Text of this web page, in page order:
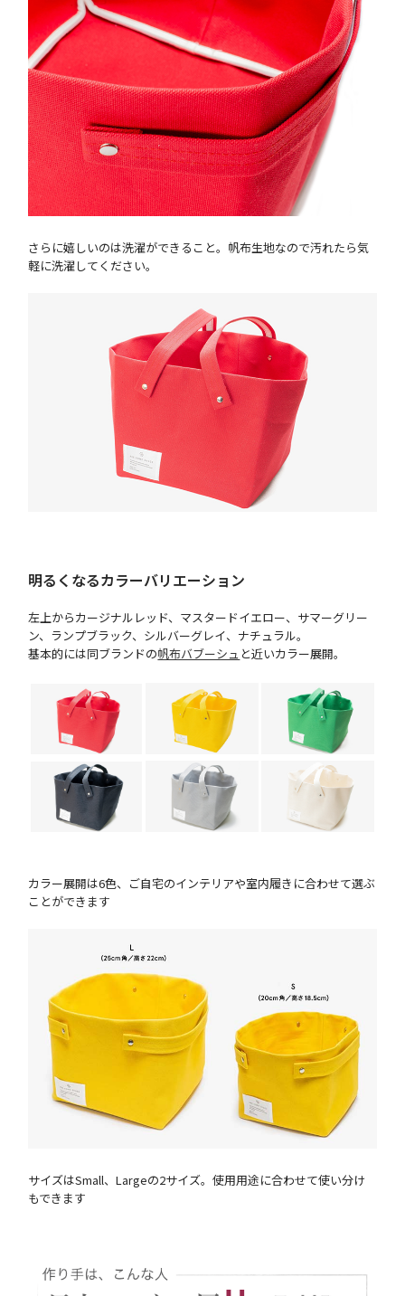
さらに嬉しいのは洗濯ができること。帆布生地なので汚れたら気
軽に洗濯してください。
明るくなるカラーバリエーション
左上からカージナルレッド、マスタードイエロー、サマーグリー
ン、ランプブラック、シルバーグレイ、ナチュラル。
基本的には同ブランドの帆布バブーシュ と近いカラー展開。
カラー展開は6色、ご自宅のインテリアや室内履きに合わせて選ぶ
ことができます
サイズはSmall、Largeの2サイズ。使用用途に合わせて使い分け
もできます